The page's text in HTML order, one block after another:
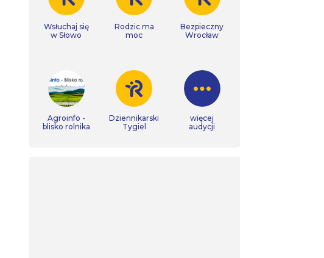
Wsłuchaj się
w Słowo
Rodzic ma
moc
Bezpieczny
Wrocław
Agroinfo -
blisko rolnika
Dziennikarski
Tygiel
więcej
audycji